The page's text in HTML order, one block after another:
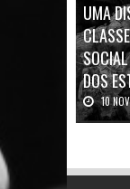
UMA
DOS
10
Mais